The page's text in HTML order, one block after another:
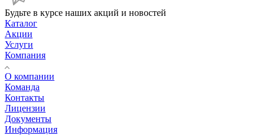
Будьте в курсе наших акций и новостей
Каталог
Акции
Услуги
Компания
О компании
Команда
Контакты
Лицензии
Документы
Информация